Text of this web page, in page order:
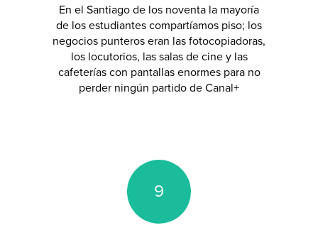
En el Santiago de los noventa la mayoría
de los estudiantes compartíamos piso; los
negocios punteros eran las fotocopiadoras,
los locutorios, las salas de cine y las
cafeterías con pantallas enormes para no
perder ningún partido de Canal+
9